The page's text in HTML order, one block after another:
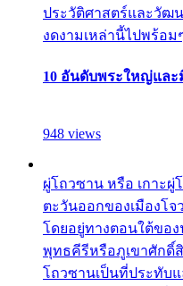
ประวัติศาสตร์และวัฒ
งดงามเหล่านี้ไปพร้อม
10 อันดับพระใหญ่และ
948 views
ผู่โถวซาน หรือ เกาะผู่
ตะวันออกของเมืองโ
โดยอยู่ทางตอนใต้ของ
พุทธคีรีหรือภูเขาศักดิ์
โถวซานเป็นที่ประทับ